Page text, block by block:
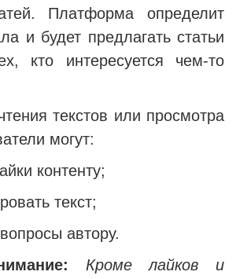
Платформа определит
и будет предлагать статьи
кто интересуется чем-то
текстов или просмотра
могут:
контенту;
текст;
автору.
Кроме лайков и